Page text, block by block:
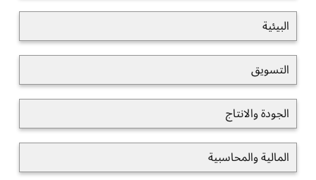
البيئية
التسويق
الجودة والانتاج
المالية والمحاسبية